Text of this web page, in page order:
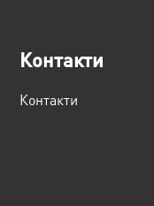
Контакти
Контакти